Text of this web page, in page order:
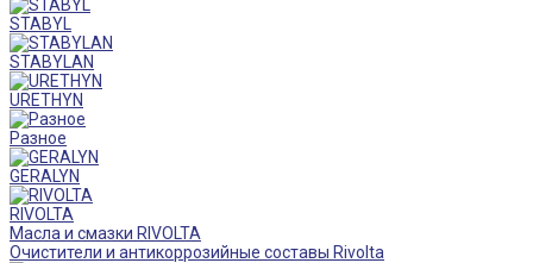
STABYL
STABYLAN
URETHYN
Разное
GERALYN
RIVOLTA
Масла и смазки RIVOLTA
Очистители и антикоррозийные составы Rivolta